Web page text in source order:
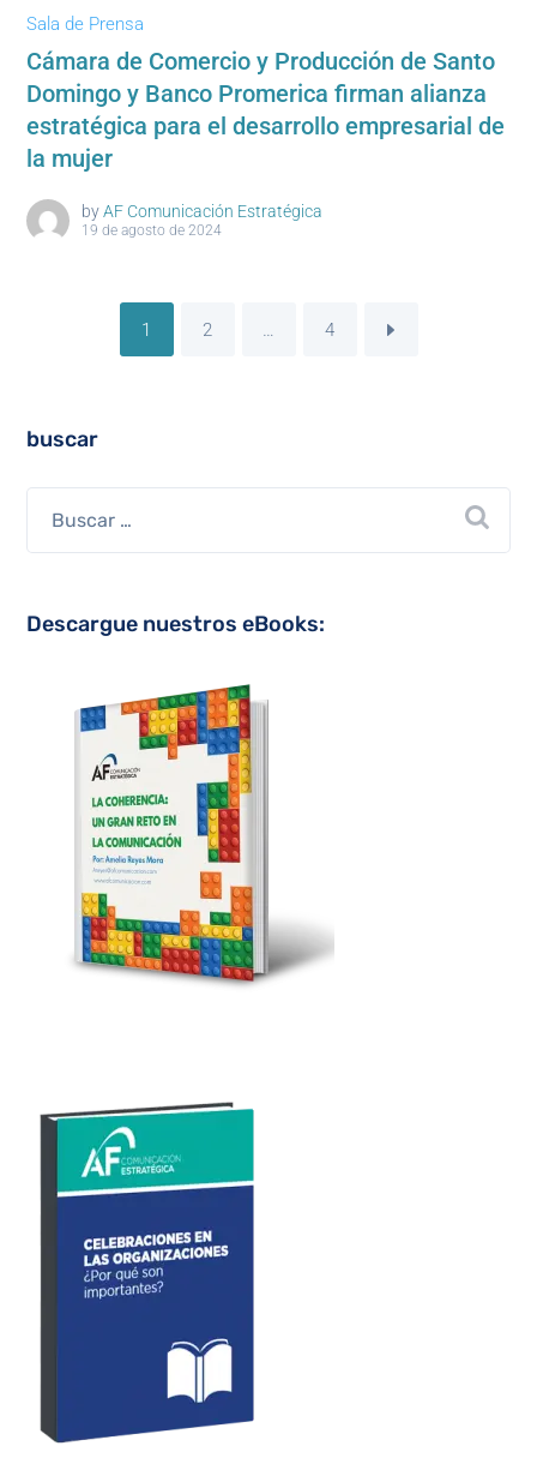
Sala de Prensa
Cámara de Comercio y Producción de Santo
Domingo y Banco Promerica firman alianza
estratégica para el desarrollo empresarial de
la mujer
by AF Comunicación Estratégica
19 de agosto de 2024
1 2 … 4
buscar
Descargue nuestros eBooks: